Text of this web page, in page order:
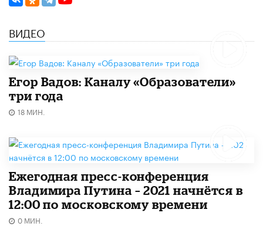
ВИДЕО
Егор Вадов: Каналу «Образователи»
три года
18 МИН.
Ежегодная пресс-конференция
Владимира Путина – 2021 начнётся в
12:00 по московскому времени
0 МИН.